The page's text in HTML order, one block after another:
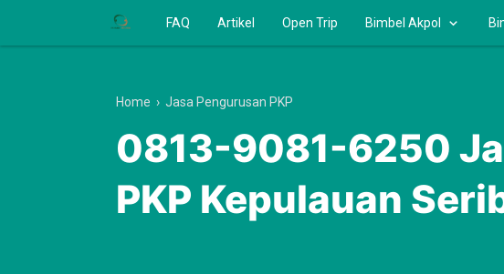
FAQ Artikel Open Trip Bimbel Akpol
Home › Jasa Pengurusan PKP
0813-9081-6250
PKP Kepulauan